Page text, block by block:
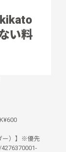
kikato
い料
ー）】※優先